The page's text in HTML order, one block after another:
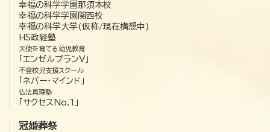
幸福の科学学園那須本校
幸福の科学学園関西校
幸福の科学大学(仮称/現在構想中)
HS政経塾
天使を育てる幼児教育
「エンゼルプランV」
不登校児支援スクール
「ネバー・マインド」
仏法真理塾
「サクセスNo.1」
冠婚葬祭